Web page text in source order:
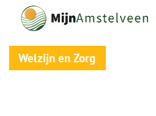
Welzijn en Zorg